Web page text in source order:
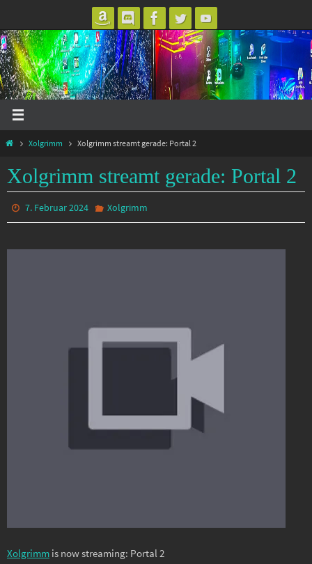
Inhalt
springen
StartXolgrimm Xolgrimm streamt gerade: Portal 2
Xolgrimm streamt gerade: Portal 2
7. Februar 2024 Xolgrimm
Xolgrimm is now streaming: Portal 2